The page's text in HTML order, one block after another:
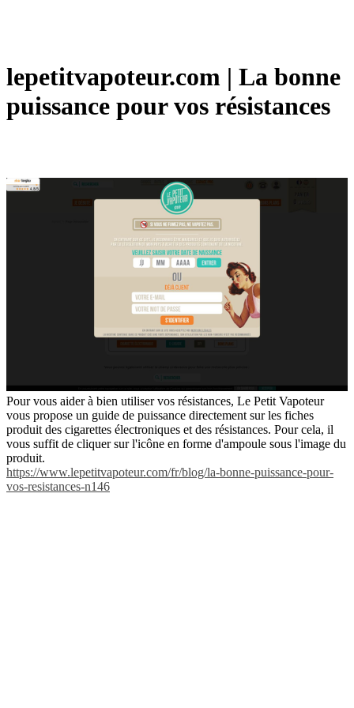
lepetitvapoteur.com | La bonne
puissance pour vos résistances
Pour vous aider à bien utiliser vos résistances, Le Petit Vapoteur
vous propose un guide de puissance directement sur les fiches
produit des cigarettes électroniques et des résistances. Pour cela, il
vous suffit de cliquer sur l'icône en forme d'ampoule sous l'image du
produit.
https://www.lepetitvapoteur.com/fr/blog/la-bonne-puissance-pour-
vos-resistances-n146